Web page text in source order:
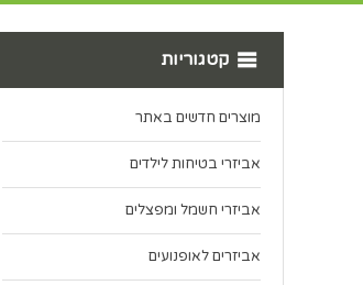
קטגוריות
מוצרים חדשים באתר
אביזרי בטיחות לילדים
אביזרי חשמל ומפצלים
אביזרים לאופנועים